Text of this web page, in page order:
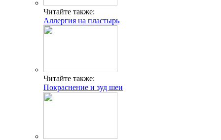
Читайте также:
Аллергия на пластырь
Читайте также:
Покраснение и зуд шеи